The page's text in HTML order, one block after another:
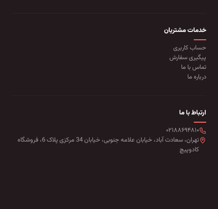
خدمات مشتریان
حساب کاربری
پیگیری سفارش
تماس با ما
درباره ما
ارتباط با ما
۰۲۱۸۸۶۹۴۸۱۰
تهران، سعادت آباد، خیابان علامه جنوبی، خیابان 34 مرکزی پلاک 6، فروشگاه
کادوپیچ